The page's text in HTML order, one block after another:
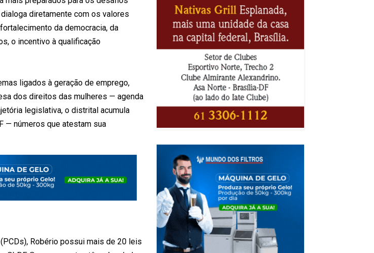
diretamente com os valores
da democracia, da
o incentivo à qualificação
ligados à geração de emprego,
dos direitos das mulheres — agenda
legislativa, o distrital acumula
— números que atestam sua
Robério possui mais de 20 leis